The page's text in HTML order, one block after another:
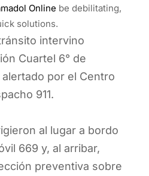
Online be debilitating,
solutions.
intervino
Cuartel 6° de
por el Centro
911.
al lugar a bordo
669 y, al arribar,
preventiva sobre